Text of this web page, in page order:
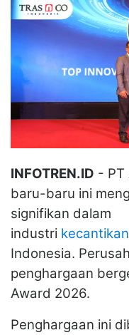
INFOTREN.ID - PT
baru-baru ini
signifikan dalam
industri kecantikan
Indonesia.
penghargaan
Award 2026.
Penghargaan ini